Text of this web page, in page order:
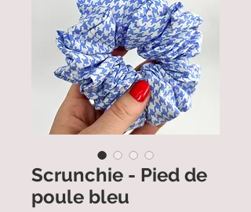
Scrunchie - Pied de
poule bleu